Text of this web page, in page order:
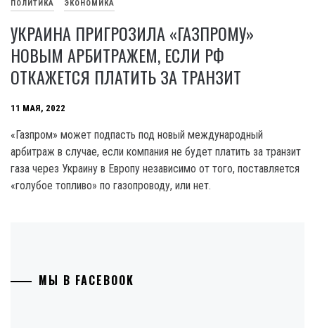
ПОЛИТИКА ЭКОНОМИКА
УКРАИНА ПРИГРОЗИЛА «ГАЗПРОМУ»
НОВЫМ АРБИТРАЖЕМ, ЕСЛИ РФ
ОТКАЖЕТСЯ ПЛАТИТЬ ЗА ТРАНЗИТ
11 МАЯ, 2022
«Газпром» может подпасть под новый международный
арбитраж в случае, если компания не будет платить за транзит
газа через Украину в Европу независимо от того, поставляется
«голубое топливо» по газопроводу, или нет.
МЫ В FACEBOOK